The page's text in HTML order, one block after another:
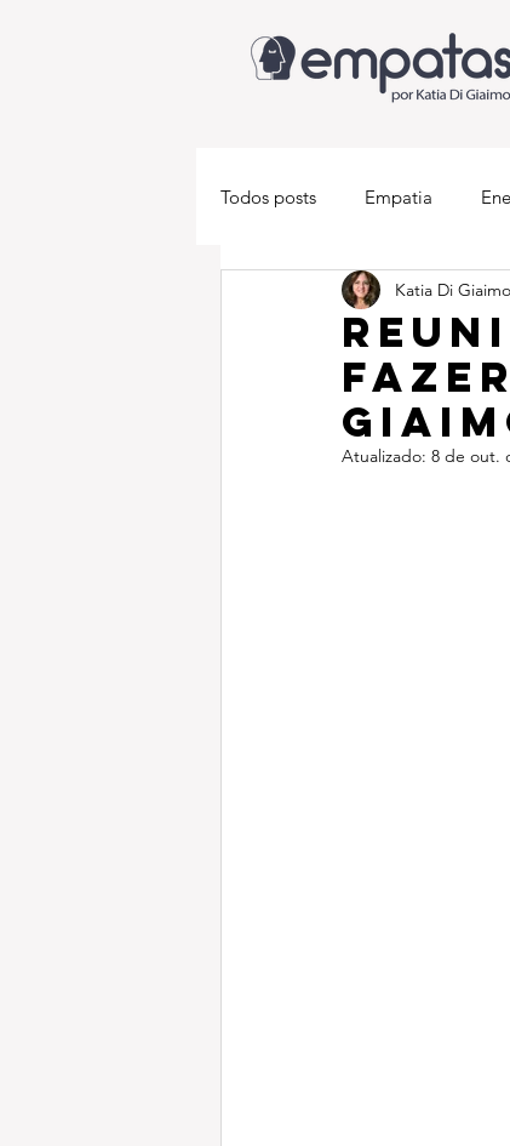
Todos posts Empatia
Descobrindo-se empata
Katia Di Giaimo
Atualizado: 8 de out.